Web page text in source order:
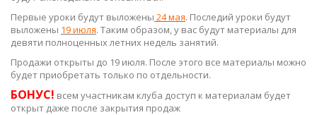
Первые уроки будут выложены 24 мая. Последий уроки будут
выложены 19 июля. Таким образом, у вас будут материалы для
девяти полноценных летних недель занятий.
Продажи открыты до 19 июля. После этого все материалы можно
будет приобретать только по отдельности.
БОНУС! всем участникам клуба доступ к материалам будет
открыт даже после закрытия продаж